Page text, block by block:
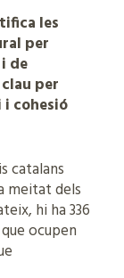
les
per
de
per
cohesió
catalans
meitat dels
hi ha 336
ocupen